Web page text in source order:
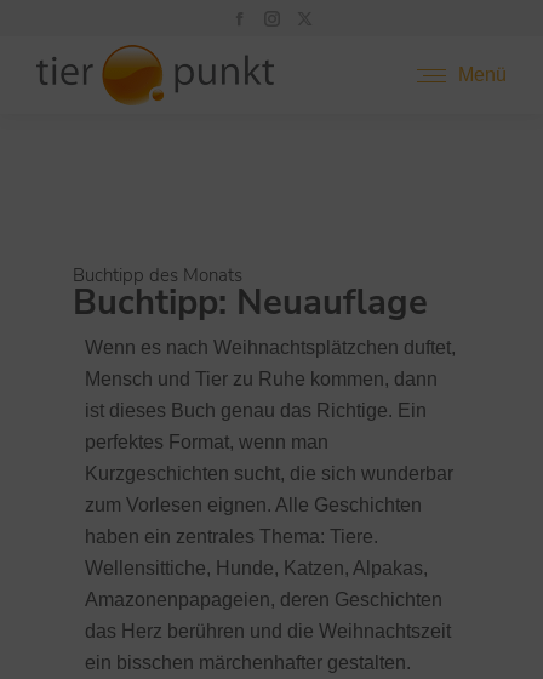
Menü
Buchtipp des Monats
Buchtipp: Neuauflage
Wenn es nach Weihnachtsplätzchen duftet,
Mensch und Tier zu Ruhe kommen, dann
ist dieses Buch genau das Richtige. Ein
perfektes Format, wenn man
Kurzgeschichten sucht, die sich wunderbar
zum Vorlesen eignen. Alle Geschichten
haben ein zentrales Thema: Tiere.
Wellensittiche, Hunde, Katzen, Alpakas,
Amazonenpapageien, deren Geschichten
das Herz berühren und die Weihnachtszeit
ein bisschen märchenhafter gestalten.